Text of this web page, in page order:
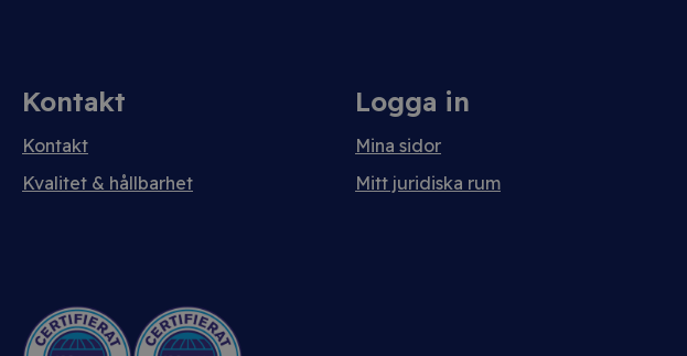
Kontakt
Kontakt
Kvalitet & hållbarhet
Logga in
Mina sidor
Mitt juridiska rum